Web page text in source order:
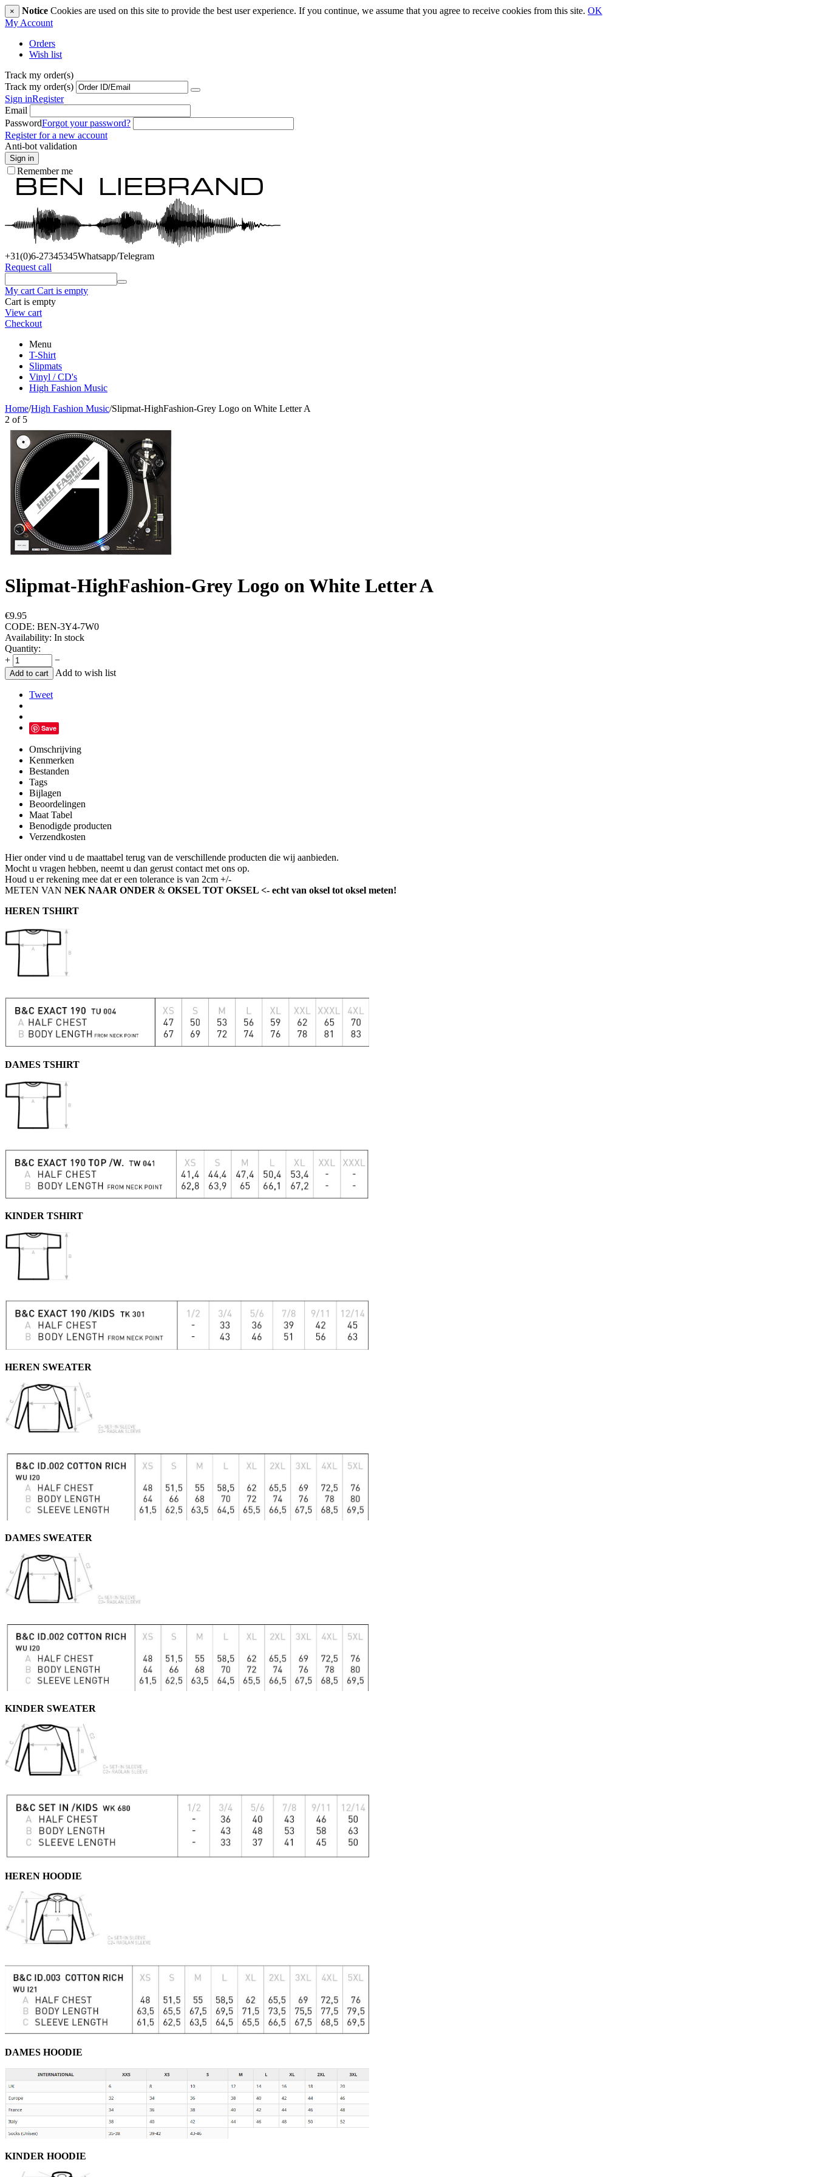
× Notice Cookies are used on this site to provide the best user experience. If you continue, we assume that you agree to receive cookies from this site. OK
My Account
Orders
Wish list
Track my order(s)
Track my order(s)
Sign inRegister
Email
PasswordForgot your password?
Register for a new account
Anti-bot validation
Sign in
Remember me
+31(0)6-27345345Whatsapp/Telegram
Request call
My cart Cart is empty
Cart is empty
View cart
Checkout
Menu
T-Shirt
Slipmats
Vinyl / CD's
High Fashion Music
Home/High Fashion Music/Slipmat-HighFashion-Grey Logo on White Letter A
2 of 5
Slipmat-HighFashion-Grey Logo on White Letter A
€9.95
CODE: BEN-3Y4-7W0
Availability: In stock
Quantity:
+
−
Add to cart Add to wish list
Tweet
Save
Omschrijving
Kenmerken
Bestanden
Tags
Bijlagen
Beoordelingen
Maat Tabel
Benodigde producten
Verzendkosten
Hier onder vind u de maattabel terug van de verschillende producten die wij aanbieden.
Mocht u vragen hebben, neemt u dan gerust contact met ons op.
Houd u er rekening mee dat er een tolerance is van 2cm +/-
METEN VAN NEK NAAR ONDER & OKSEL TOT OKSEL <- echt van oksel tot oksel meten!
HEREN TSHIRT
DAMES TSHIRT
KINDER TSHIRT
HEREN SWEATER
DAMES SWEATER
KINDER SWEATER
HEREN HOODIE
DAMES HOODIE
KINDER HOODIE